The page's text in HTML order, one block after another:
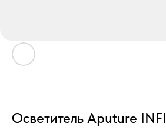
Осветитель Aputure